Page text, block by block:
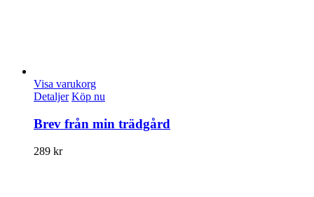
Visa varukorg
Detaljer Köp nu
Brev från min trädgård
289 kr